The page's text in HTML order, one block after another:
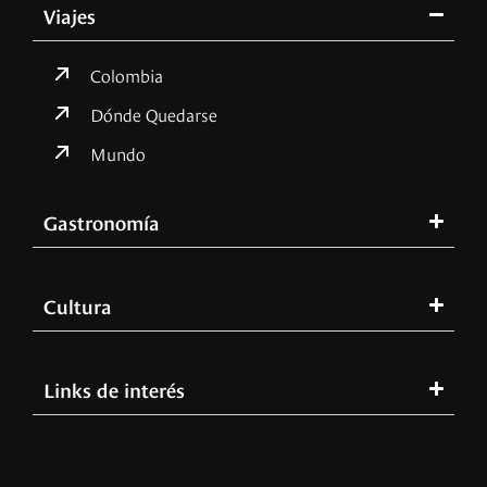
Viajes
Colombia
Dónde Quedarse
Mundo
Gastronomía
Cultura
Links de interés